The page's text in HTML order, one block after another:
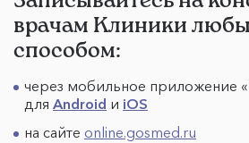
врачам Клиники
способом:
через мобильное приложение
для Android и iOS
на сайте online.gosmed.ru